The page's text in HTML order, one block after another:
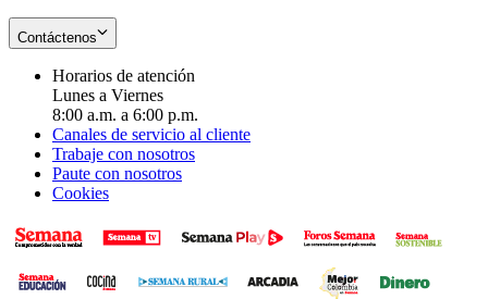
Contáctenos
Horarios de atención
Lunes a Viernes
8:00 a.m. a 6:00 p.m.
Canales de servicio al cliente
Trabaje con nosotros
Paute con nosotros
Cookies